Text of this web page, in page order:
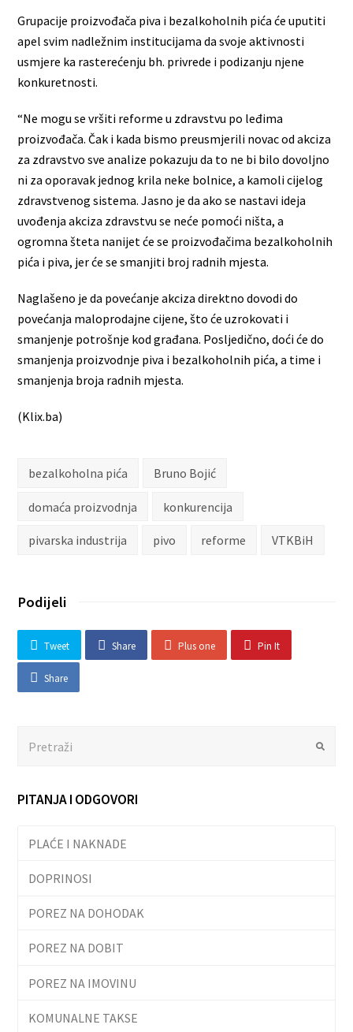
Grupacije proizvođača piva i bezalkoholnih pića će uputiti
apel svim nadležnim institucijama da svoje aktivnosti
usmjere ka rasterećenju bh. privrede i podizanju njene
konkuretnosti.
“Ne mogu se vršiti reforme u zdravstvu po leđima
proizvođača. Čak i kada bismo preusmjerili novac od akciza
za zdravstvo sve analize pokazuju da to ne bi bilo dovoljno
ni za oporavak jednog krila neke bolnice, a kamoli cijelog
zdravstvenog sistema. Jasno je da ako se nastavi ideja
uvođenja akciza zdravstvu se neće pomoći ništa, a
ogromna šteta nanijet će se proizvođačima bezalkoholnih
pića i piva, jer će se smanjiti broj radnih mjesta.
Naglašeno je da povećanje akciza direktno dovodi do
povećanja maloprodajne cijene, što će uzrokovati i
smanjenje potrošnje kod građana. Posljedično, doći će do
smanjenja proizvodnje piva i bezalkoholnih pića, a time i
smanjenja broja radnih mjesta.
(Klix.ba)
bezalkoholna pića Bruno Bojić
domaća proizvodnja konkurencija
pivarska industrija pivo reforme VTKBiH
Podijeli
Tweet Share Plus one Pin It
Share
PITANJA I ODGOVORI
PLAĆE I NAKNADE
DOPRINOSI
POREZ NA DOHODAK
POREZ NA DOBIT
POREZ NA IMOVINU
KOMUNALNE TAKSE